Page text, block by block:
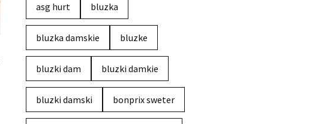
asg hurt bluzka
bluzka damskie bluzke
bluzki dam bluzki damkie
bluzki damski bonprix sweter